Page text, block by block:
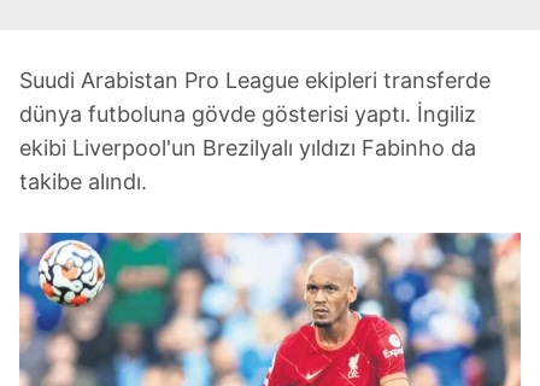
Suudi Arabistan Pro League ekipleri transferde
dünya futboluna gövde gösterisi yaptı. İngiliz
ekibi Liverpool'un Brezilyalı yıldızı Fabinho da
takibe alındı.